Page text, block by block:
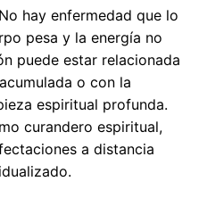
No hay enfermedad que lo
pesa y la energía no
puede estar relacionada
o con la
espiritual profunda.
curandero espiritual,
a distancia